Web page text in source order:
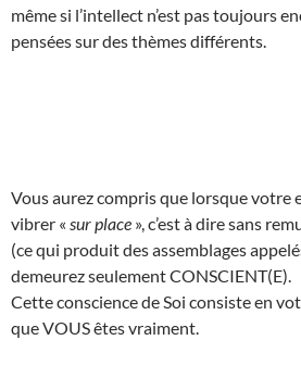
même si l’intellect n’est pas toujours
pensées sur des thèmes différents.
Vous aurez compris que lorsque votre
vibrer « sur place », c’est à dire sans
(ce qui produit des assemblages
demeurez seulement CONSCIENT(E).
Cette conscience de Soi consiste en
que VOUS êtes vraiment.